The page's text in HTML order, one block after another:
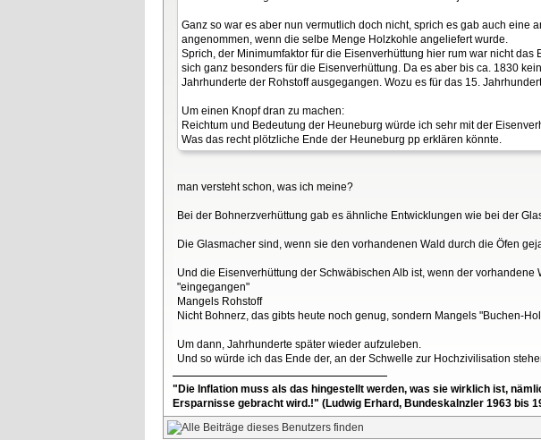
Ganz so war es aber nun vermutlich doch nicht, sprich es gab auch
angenommen, wenn die selbe Menge Holzkohle angeliefert wurde.
Sprich, der Minimumfaktor für die Eisenverhüttung hier rum war nicht
sich ganz besonders für die Eisenverhüttung. Da es aber bis ca. 1830
Jahrhunderte der Rohstoff ausgegangen. Wozu es für das 15.
Um einen Knopf dran zu machen:
Reichtum und Bedeutung der Heuneburg würde ich sehr mit der
Was das recht plötzliche Ende der Heuneburg pp erklären könnte.
man versteht schon, was ich meine?
Bei der Bohnerzverhüttung gab es ähnliche Entwicklungen wie bei der
Die Glasmacher sind, wenn sie den vorhandenen Wald durch die Öfen
Und die Eisenverhüttung der Schwäbischen Alb ist, wenn der
"eingegangen"
Mangels Rohstoff
Nicht Bohnerz, das gibts heute noch genug, sondern Mangels "Buchen-
Um dann, Jahrhunderte später wieder aufzuleben.
Und so würde ich das Ende der, an der Schwelle zur Hochzivilisation
"Die Inflation muss als das hingestellt werden, was sie wirklich ist,
Ersparnisse gebracht wird.!" (Ludwig Erhard, Bundeskalnzler 1963 bis